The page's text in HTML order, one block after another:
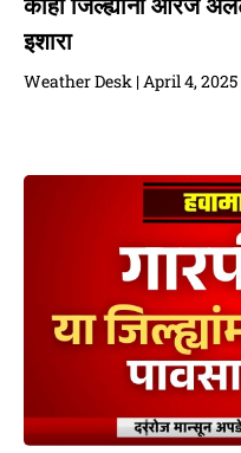
काही जिल्ह्यांना ऑरेंज
इशारा
Weather Desk April 4, 2025